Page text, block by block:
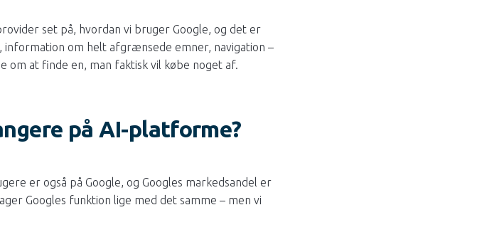
set på, hvordan vi bruger Google, og det er
om helt afgrænsede emner, navigation –
om at finde en, man faktisk vil købe noget af.
på AI-platforme?
er også på Google, og Googles markedsandel er
Googles funktion lige med det samme – men vi